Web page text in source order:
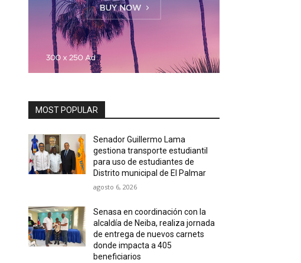
MOST POPULAR
Senador Guillermo Lama
gestiona transporte estudiantil
para uso de estudiantes de
Distrito municipal de El Palmar
agosto 6, 2026
Senasa en coordinación con la
alcaldía de Neiba, realiza jornada
de entrega de nuevos carnets
donde impacta a 405
beneficiarios